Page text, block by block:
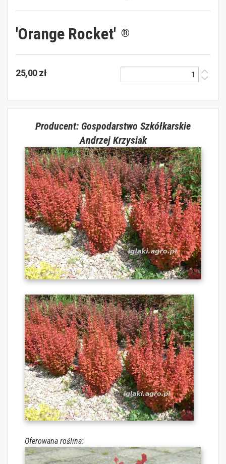
'Orange Rocket' ®
25,00 zł
Producent: Gospodarstwo Szkółkarskie
Andrzej Krzysiak
Oferowana roślina: